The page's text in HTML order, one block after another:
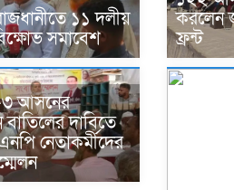
১১ দলীয়
সমাবেশ
করলেন
ফ্রন্ট
৩ আসনের
দাবিতে
নেতাকর্মীদের